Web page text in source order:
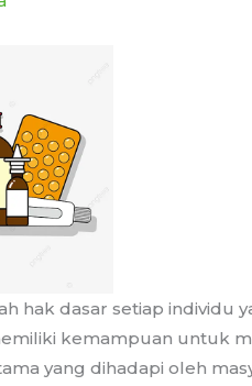
hak dasar setiap individu
kemampuan untuk
yang dihadapi oleh